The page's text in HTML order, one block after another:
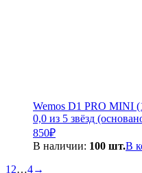
Wemos D1 PRO MINI
0,0 из 5 звёзд
850₽
В наличии: 100 шт.В
1 2…4→